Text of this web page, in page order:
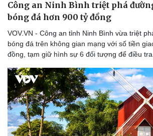
Doanh nghiệp
Thông tin doanh nghiệp
Doanh nghiệp 24h
Doanh nhân
Vì cộng đồng
Công
Tin Công
Trải
Chuyển
Công an Ninh Bình triệt phá
bóng đá hơn 900 tỷ đồng
VOV.VN - Công an tỉnh Ninh Bình vừa triệt
bóng đá trên không gian mạng với số tiền
đồng, tạm giữ hình sự 6 đối tượng để điều